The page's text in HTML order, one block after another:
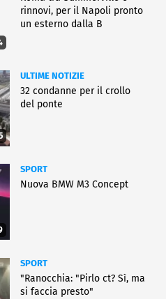
rinnovi, per il Napoli pronto
un esterno dalla B
ULTIME NOTIZIE
32 condanne per il crollo
del ponte
SPORT
Nuova BMW M3 Concept
SPORT
"Ranocchia: "Pirlo ct? Sì, ma
si faccia presto"